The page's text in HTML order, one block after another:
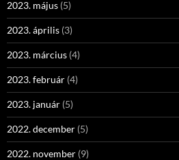
2023. május (5)
2023. április (3)
2023. március (4)
2023. február (4)
2023. január (5)
2022. december (5)
2022. november (9)